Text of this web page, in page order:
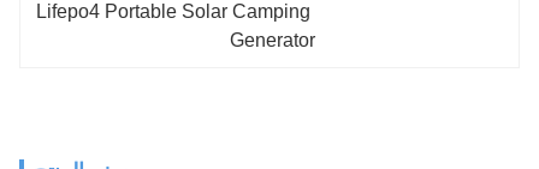
Lifepo4 Portable Solar Camping
Generator